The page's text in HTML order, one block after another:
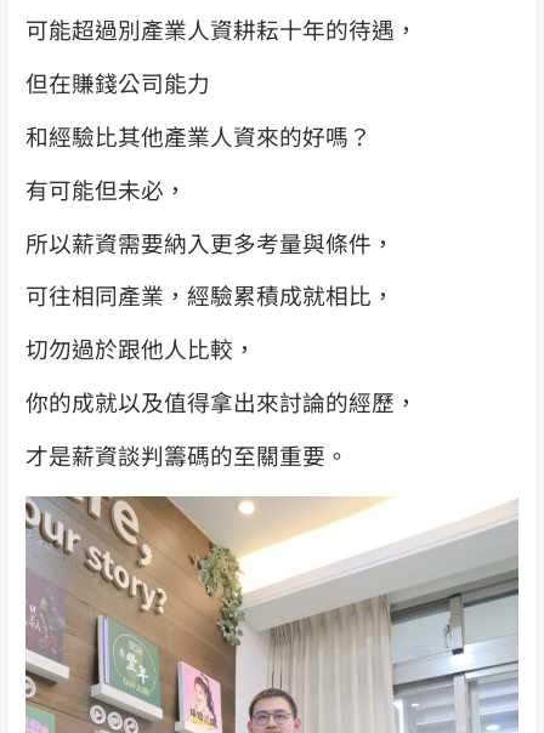
可能超過別產業人資耕耘十年的待遇，
但在賺錢公司能力
和經驗比其他產業人資來的好嗎？
有可能但未必，
所以薪資需要納入更多考量與條件，
可往相同產業，經驗累積成就相比，
切勿過於跟他人比較，
你的成就以及值得拿出來討論的經歷，
才是薪資談判籌碼的至關重要。